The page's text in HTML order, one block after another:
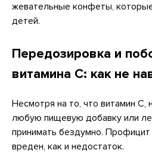
жевательные конфеты,
детей.
Передозировка и
витамина С: как не
Несмотря на то, что витамин С,
любую пищевую добавку или
принимать бездумно.
вреден, как и недостаток.